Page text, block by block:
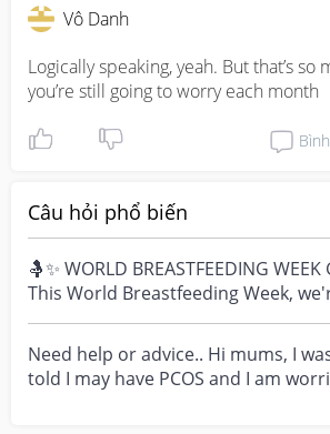
Vô Danh
Logically speaking, yeah. But that’s so
you’re still going to worry each month
Câu hỏi phổ biến
🤱✨ WORLD BREASTFEEDING WEEK
This World Breastfeeding Week,
celebrating every mum's fe...
Need help or advice.. Hi mums, I
told I may have PCOS and I am